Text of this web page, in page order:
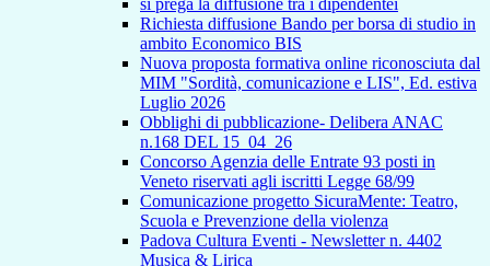
si prega la diffusione tra i dipendentei
Richiesta diffusione Bando per borsa di studio in
ambito Economico BIS
Nuova proposta formativa online riconosciuta dal
MIM "Sordità, comunicazione e LIS", Ed. estiva
Luglio 2026
Obblighi di pubblicazione- Delibera ANAC
n.168 DEL 15_04_26
Concorso Agenzia delle Entrate 93 posti in
Veneto riservati agli iscritti Legge 68/99
Comunicazione progetto SicuraMente: Teatro,
Scuola e Prevenzione della violenza
Padova Cultura Eventi - Newsletter n. 4402
Musica & Lirica